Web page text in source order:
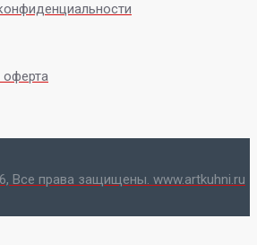
оферта
Все права защищены. www.artkuhni.ru